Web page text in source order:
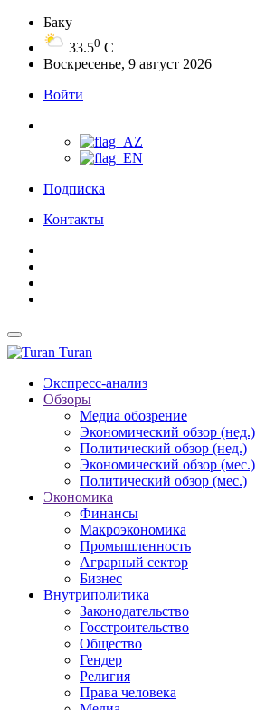
Баку
33.50 C
Воскресенье, 9 август 2026
Войти
Подписка
Контакты
Turan
Экспресс-анализ
Обзоры
Медиа обозрение
Экономический обзор (нед.)
Политический обзор (нед.)
Экономический обзор (мес.)
Политический обзор (мес.)
Экономика
Финансы
Макроэкономика
Промышленность
Аграрный сектор
Бизнес
Внутриполитика
Законодательство
Госстроительство
Общество
Гендер
Религия
Права человека